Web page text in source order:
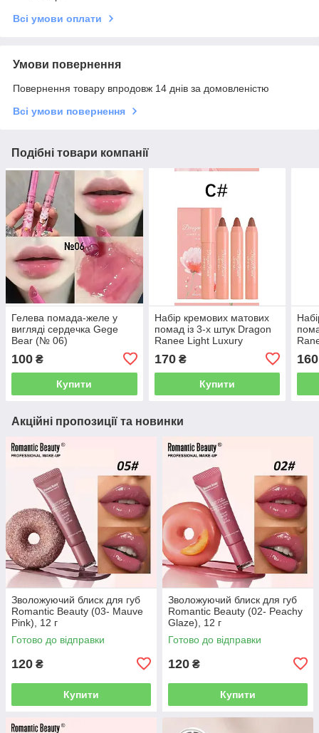
Всі умови оплати
Умови повернення
Повернення товару впродовж 14 днів за домовленістю
Всі умови повернення
Подібні товари компанії
Гелева помада-желе у
вигляді сердечка Gege
Bear (№ 06)
100 ₴
Купити
Набір кремових матових
помад із 3-х штук Dragon
Ranee Light Luxury
170₴
Купити
160
Акційні пропозиції та новинки
Зволожуючий блиск для губ
Romantic Beauty (03- Mauve
Pink), 12 г
Готово до відправки
120 ₴
Купити
Зволожуючий блиск для губ
Romantic Beauty (02- Peachy
Glaze), 12 г
Готово до відправки
120 ₴
Купити